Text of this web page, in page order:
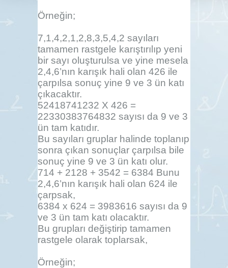
Örneğin;
7,1,4,2,1,2,8,3,5,4,2 sayıları
tamamen rastgele karıştırılıp yeni
bir sayı oluşturulsa ve yine mesela
2,4,6’nın karışık hali olan 426 ile
çarpılsa sonuç yine 9 ve 3 ün katı
çıkacaktır.
52418741232 X 426 =
22330383764832 sayısı da 9 ve 3
ün tam katıdır.
Bu sayıları gruplar halinde toplanıp
sonra çıkan sonuçlar çarpılsa bile
sonuç yine 9 ve 3 ün katı olur.
714 + 2128 + 3542 = 6384 Bunu
2,4,6’nın karışık hali olan 624 ile
çarpsak,
6384 x 624 = 3983616 sayısı da 9
ve 3 ün tam katı olacaktır.
Bu grupları değiştirip tamamen
rastgele olarak toplarsak,
Örneğin;